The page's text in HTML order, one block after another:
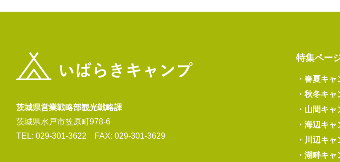
茨城県営業戦略部観光戦略課
茨城県水戸市笠原町978-6
TEL: 029-301-3622 FAX: 029-301-3629
特集ペー
・ 春夏キャ
・ 秋冬キャ
・ 山間キャ
・ 海辺キャ
・ 川辺キャ
・ 湖畔キャ